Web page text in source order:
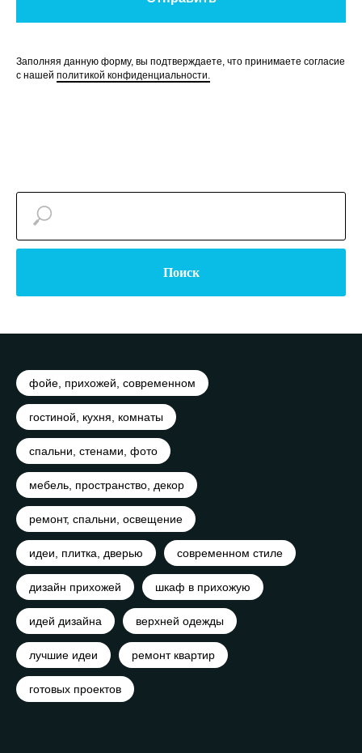
Заполняя данную форму, вы подтверждаете, что принимаете согласие
с нашей политикой конфиденциальности.
Поиск
фойе, прихожей, современном
гостиной, кухня, комнаты
спальни, стенами, фото
мебель, пространство, декор
ремонт, спальни, освещение
идеи, плитка, дверью современном стиле
дизайн прихожей шкаф в прихожую
идей дизайна верхней одежды
лучшие идеи ремонт квартир
готовых проектов